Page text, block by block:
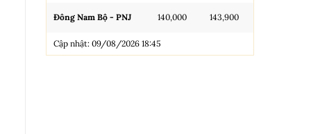
Đông Nam Bộ - PNJ 140,000 143,900
Cập nhật: 09/08/2026 18:45